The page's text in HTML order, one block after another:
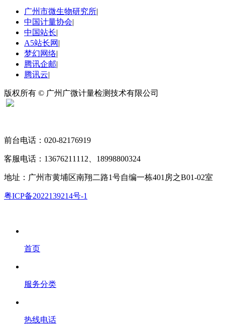
广州市微生物研究所|
中国计量协会|
中国站长|
A5站长网 |
梦幻网络|
腾讯企邮|
腾讯云|
版权所有 © 广州广微计量检测技术有限公司
前台电话：020-82176919
客服电话：13676211112、18998800324
地址：广州市黄埔区南翔二路1号自编一栋401房之B01-02室
粤ICP备2022139214号-1
首页
服务分类
热线电话